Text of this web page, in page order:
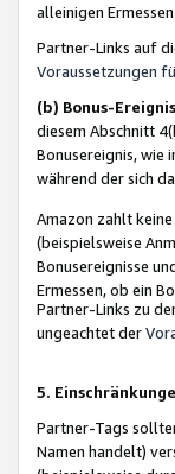
alleinigen
Partner-Links auf
Voraussetzungen
(b) Bonus-
diesem Abschnitt
Bonusereignis, wie
während der sich
Amazon zahlt
(beispielsweise
Bonusereignisse
Ermessen, ob ein
Partner-Links zu
ungeachtet der
5.
Partner-Tags
Namen handelt)